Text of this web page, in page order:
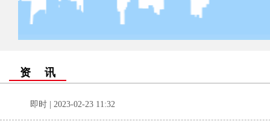
资 讯
即时 | 2023-02-23 11:32